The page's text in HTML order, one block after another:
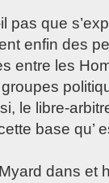
pas que
enfin des
entre les
groupes
le libre-
base qu’
dans et